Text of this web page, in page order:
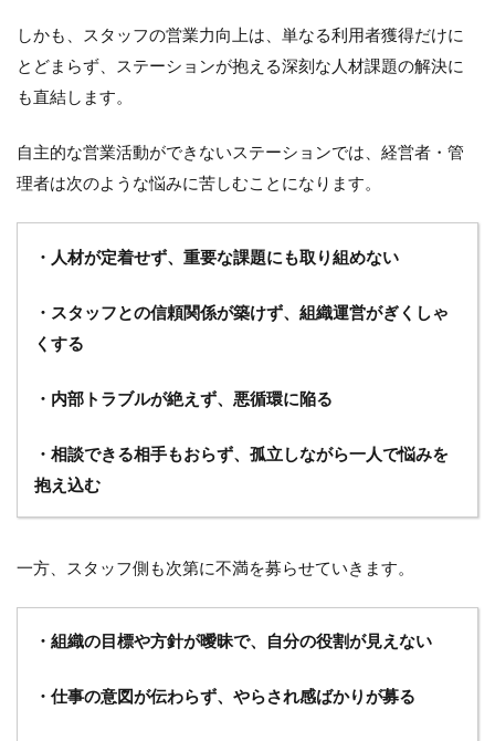
5.2
（２）
の浸透
の取り
組みが
不足し
5.3
（３）
度や行
動規範
と連動
ない
日々
の行
動の
意識
わる
の要
は
（１）
しかも、スタッフの営業力向上は、単なる利用者獲得だけに
とどまらず、ステーションが抱える深刻な人材課題の解決に
も直結します。
自主的な営業活動ができないステーションでは、経営者・管
理者は次のような悩みに苦しむことになります。
・人材が定着せず、重要な課題にも取り組めない
・スタッフとの信頼関係が築けず、組織運営がぎくしゃ
くする
・内部トラブルが絶えず、悪循環に陥る
・相談できる相手もおらず、孤立しながら一人で悩みを
抱え込む
一方、スタッフ側も次第に不満を募らせていきます。
・組織の目標や方針が曖昧で、自分の役割が見えない
・仕事の意図が伝わらず、やらされ感ばかりが募る